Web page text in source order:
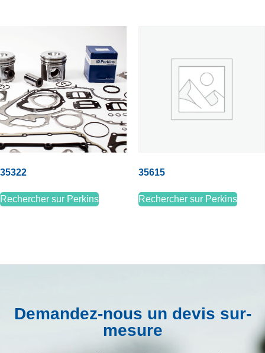
35322
Rechercher sur Perkins
35615
Rechercher sur Perkins
Demandez-nous un devis sur-
mesure